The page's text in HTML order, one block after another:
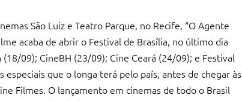
São Luiz e Teatro Parque, no Recife, “O Agente
acaba de abrir o Festival de Brasília, no último dia
09); CineBH (23/09); Cine Ceará (24/09); e Festival
que o longa terá pelo país, antes de chegar às
Filmes. O lançamento em cinemas de todo o Brasil